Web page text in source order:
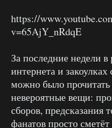
https://
v=65AjY_nRdqE
За последние недели в
интернета и
можно было
невероятные вещи:
сборов, предсказания
фанатов просто